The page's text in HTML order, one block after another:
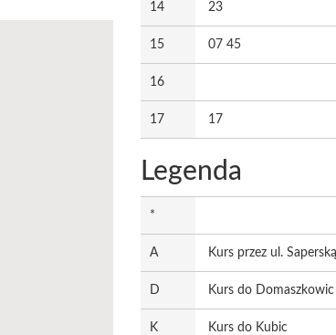
14 23
15 07 45
16
17 17
Legenda
*
A Kurs przez ul. Saperską
D Kurs do Domaszkowic
K Kurs do Kubic